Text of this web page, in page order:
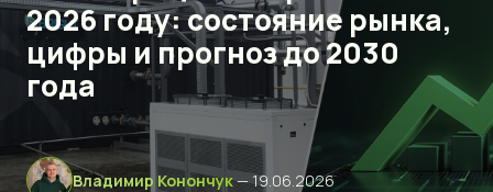
2026 году: состояние рынка,
цифры и прогноз до 2030
года
Владимир Конончук— 19.06.2026